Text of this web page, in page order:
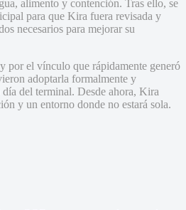
alimento y contención. Tras ello, se
para que Kira fuera revisada y
necesarios para mejorar su
por el vínculo que rápidamente generó
adoptarla formalmente y
del terminal. Desde ahora, Kira
y un entorno donde no estará sola.